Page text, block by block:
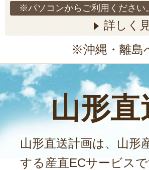
※パソコンからご利用ください。
詳しく
※沖縄・離島
山形直
山形直送計画は、山形
する産直ECサービス